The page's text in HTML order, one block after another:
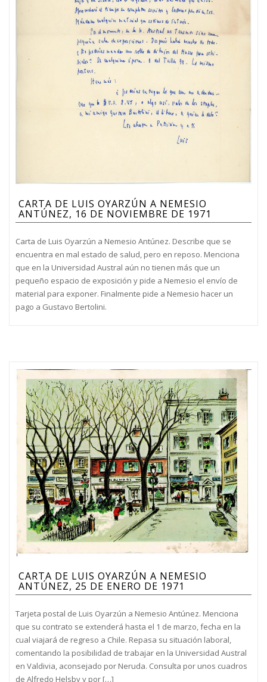
CARTA DE LUIS OYARZÚN A NEMESIO
ANTÚNEZ, 16 DE NOVIEMBRE DE 1971
Carta de Luis Oyarzún a Nemesio Antúnez. Describe que se
encuentra en mal estado de salud, pero en reposo. Menciona
que en la Universidad Austral aún no tienen más que un
pequeño espacio de exposición y pide a Nemesio el envío de
material para exponer. Finalmente pide a Nemesio hacer un
pago a Gustavo Bertolini.
CARTA DE LUIS OYARZÚN A NEMESIO
ANTÚNEZ, 25 DE ENERO DE 1971
Tarjeta postal de Luis Oyarzún a Nemesio Antúnez. Menciona
que su contrato se extenderá hasta el 1 de marzo, fecha en la
cual viajará de regreso a Chile. Repasa su situación laboral,
comentando la posibilidad de trabajar en la Universidad Austral
en Valdivia, aconsejado por Neruda. Consulta por unos cuadros
de Alfredo Helsby y por […]